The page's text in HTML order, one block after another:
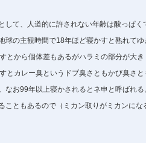
して、人道的に許されない年齢は酸っぱく
球の主観時間で18年ほど寝かすと熟れて
とから個体差もあるがハラミの部分が大
とカレー臭というドブ臭さともかび臭さ
なお99年以上寝かされるとネ申と呼ばれ
こともあるので（ミカン取りがミカンにな